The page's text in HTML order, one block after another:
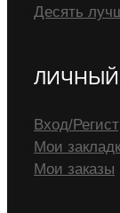
Десять
ЛИЧНЫЙ
Вход/
Мои
Мои заказы